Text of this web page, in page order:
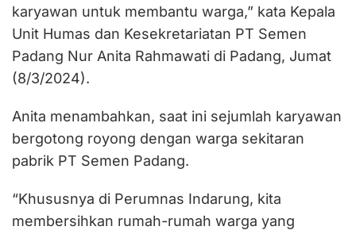
karyawan untuk membantu warga,” kata Kepala
Unit Humas dan Kesekretariatan PT Semen
Padang Nur Anita Rahmawati di Padang, Jumat
(8/3/2024).
Anita menambahkan, saat ini sejumlah karyawan
bergotong royong dengan warga sekitaran
pabrik PT Semen Padang.
“Khususnya di Perumnas Indarung, kita
membersihkan rumah-rumah warga yang